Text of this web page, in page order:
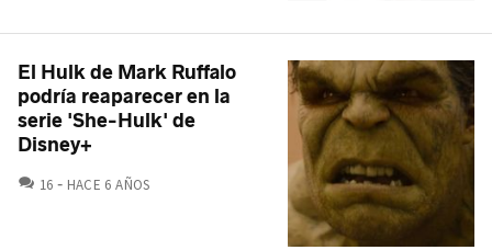
El Hulk de Mark Ruffalo
podría reaparecer en la
serie 'She-Hulk' de
Disney+
16 COMENTARIOS
HACE 6 AÑOS